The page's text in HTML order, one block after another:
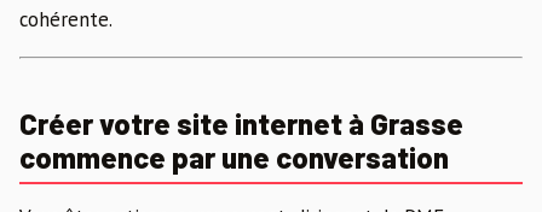
cohérente.
Créer votre site internet à Grasse
commence par une conversation